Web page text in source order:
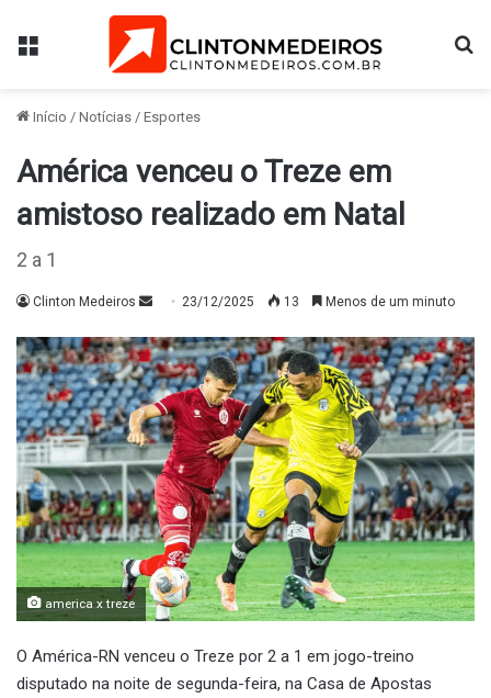
Menu
Início / Notícias / Esportes
América venceu o Treze em
amistoso realizado em Natal
2 a 1
Clinton Medeiros
Mande
e-
mail
23/12/2025 13 Menos de um minuto
america x treze
O América-RN venceu o Treze por 2 a 1 em jogo-treino
disputado na noite de segunda-feira, na Casa de Apostas